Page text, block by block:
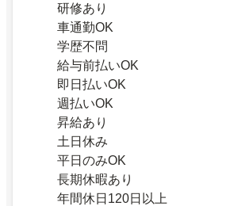
研修あり
車通勤OK
学歴不問
給与前払いOK
即日払いOK
週払いOK
昇給あり
土日休み
平日のみOK
長期休暇あり
年間休日120日以上